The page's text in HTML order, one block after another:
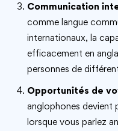
Communication
comme langue
internationaux, la
efficacement en
personnes de
Opportunités de
anglophones devient
lorsque vous parlez